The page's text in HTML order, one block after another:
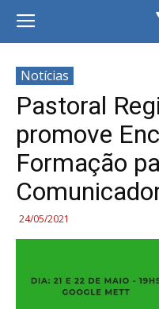
Notícias
Pastoral
promove
Formação
24/05/2021